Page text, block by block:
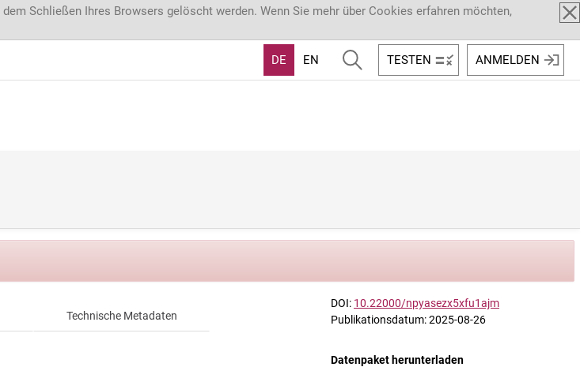
Schließen Ihres Browsers gelöscht werden. Wenn Sie mehr über Cookies erfahren möchten,
DE EN TESTEN ANMELDEN
Technische Metadaten
DOI: 10.22000/npyasezx5xfu1ajm
Publikationsdatum: 2025-08-26
Datenpaket herunterladen